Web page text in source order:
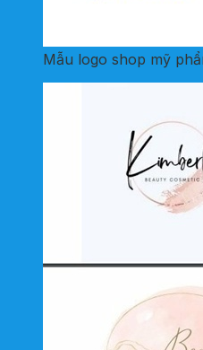
Mẫu logo shop mỹ